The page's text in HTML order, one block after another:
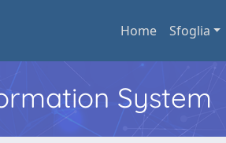
Home Sfoglia
System